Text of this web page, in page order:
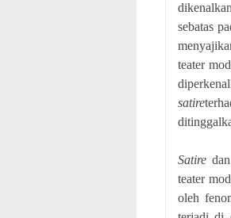
sebatas
teater
satire
Satire
teater
oleh